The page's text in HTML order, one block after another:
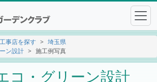
事店を探す
埼玉県
ン設計
施工例写真
コ・グリーン設計